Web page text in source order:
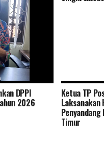
Ramah
Relokasi
DPPI
2026
Ketua TP
Laksanakan
Timur